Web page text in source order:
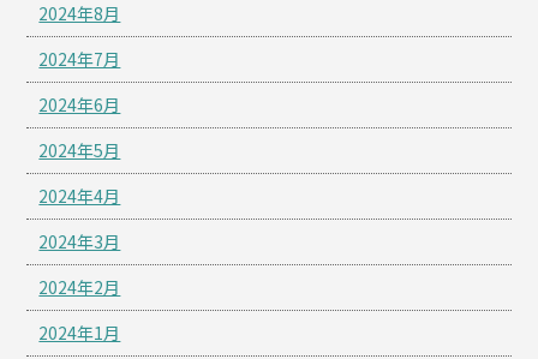
2024年8月
2024年7月
2024年6月
2024年5月
2024年4月
2024年3月
2024年2月
2024年1月